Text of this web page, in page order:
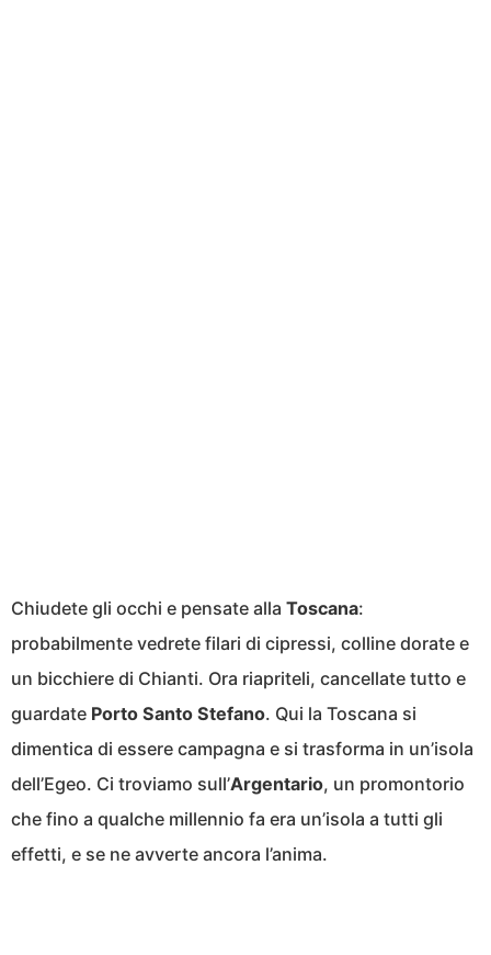
Chiudete gli occhi e pensate alla Toscana:
probabilmente vedrete filari di cipressi, colline dorate e
un bicchiere di Chianti. Ora riapriteli, cancellate tutto e
guardate Porto Santo Stefano. Qui la Toscana si
dimentica di essere campagna e si trasforma in un’isola
dell’Egeo. Ci troviamo sull’Argentario, un promontorio
che fino a qualche millennio fa era un’isola a tutti gli
effetti, e se ne avverte ancora l’anima.